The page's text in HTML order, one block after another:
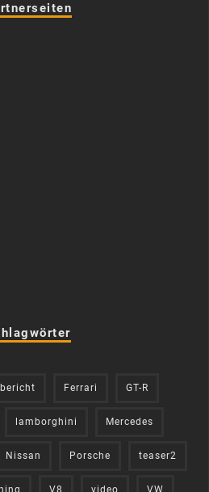
Ferrari GT-R
lamborghini Mercedes
Nissan Porsche teaser2